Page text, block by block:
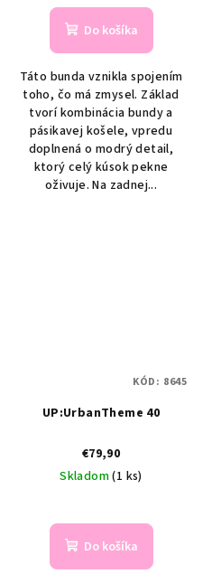
Do košíka
Táto bunda vznikla spojením
toho, čo má zmysel. Základ
tvorí kombinácia bundy a
pásikavej košele, vpredu
doplnená o modrý detail,
ktorý celý kúsok pekne
oživuje. Na zadnej...
UP:UrbanTheme 40
€79,90
Skladom(1 ks)
Do košíka
KÓD: 8645